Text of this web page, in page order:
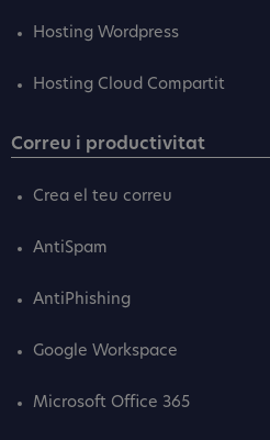
Hosting Wordpress
Hosting Cloud Compartit
Correu i productivitat
Crea el teu correu
AntiSpam
AntiPhishing
Google Workspace
Microsoft Office 365